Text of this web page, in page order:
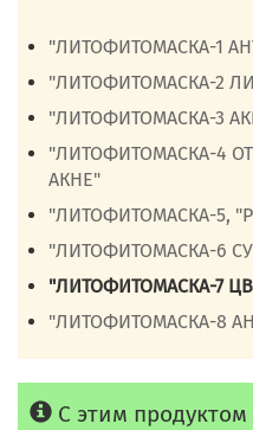
"ЛИТОФИТОМАСКА-1
"ЛИТОФИТОМАСКА-2
"ЛИТОФИТОМАСКА-3
"ЛИТОФИТОМАСКА-4
АКНЕ"
"ЛИТОФИТОМАСКА-5,
"ЛИТОФИТОМАСКА-6
"ЛИТОФИТОМАСКА-7
"ЛИТОФИТОМАСКА-8
С этим